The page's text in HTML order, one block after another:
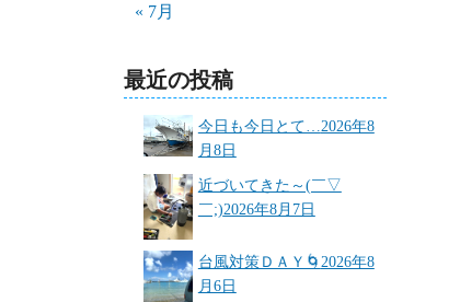
« 7月
最近の投稿
今日も今日とて…2026年8
月8日
近づいてきた～(￣▽
￣;)2026年8月7日
台風対策ＤＡＹ🌀 2026年8
月6日